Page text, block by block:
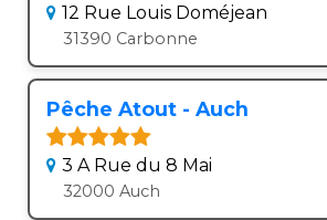
12 Rue Louis Doméjean
31390 Carbonne
Pêche Atout - Auch
3 A Rue du 8 Mai
32000 Auch